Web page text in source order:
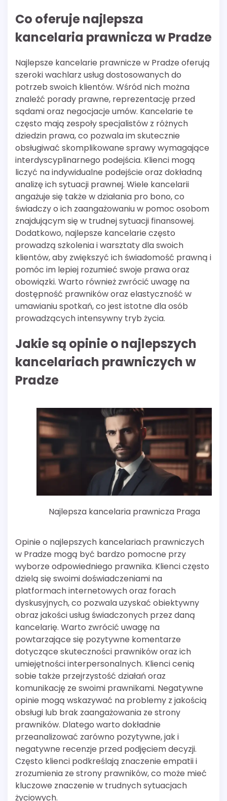
Co oferuje najlepsza
kancelaria prawnicza w Pradze
Najlepsze kancelarie prawnicze w Pradze oferują
szeroki wachlarz usług dostosowanych do
potrzeb swoich klientów. Wśród nich można
znaleźć porady prawne, reprezentację przed
sądami oraz negocjacje umów. Kancelarie te
często mają zespoły specjalistów z różnych
dziedzin prawa, co pozwala im skutecznie
obsługiwać skomplikowane sprawy wymagające
interdyscyplinarnego podejścia. Klienci mogą
liczyć na indywidualne podejście oraz dokładną
analizę ich sytuacji prawnej. Wiele kancelarii
angażuje się także w działania pro bono, co
świadczy o ich zaangażowaniu w pomoc osobom
znajdującym się w trudnej sytuacji finansowej.
Dodatkowo, najlepsze kancelarie często
prowadzą szkolenia i warsztaty dla swoich
klientów, aby zwiększyć ich świadomość prawną i
pomóc im lepiej rozumieć swoje prawa oraz
obowiązki. Warto również zwrócić uwagę na
dostępność prawników oraz elastyczność w
umawianiu spotkań, co jest istotne dla osób
prowadzących intensywny tryb życia.
Jakie są opinie o najlepszych
kancelariach prawniczych w
Pradze
Najlepsza kancelaria prawnicza Praga
Opinie o najlepszych kancelariach prawniczych
w Pradze mogą być bardzo pomocne przy
wyborze odpowiedniego prawnika. Klienci często
dzielą się swoimi doświadczeniami na
platformach internetowych oraz forach
dyskusyjnych, co pozwala uzyskać obiektywny
obraz jakości usług świadczonych przez daną
kancelarię. Warto zwrócić uwagę na
powtarzające się pozytywne komentarze
dotyczące skuteczności prawników oraz ich
umiejętności interpersonalnych. Klienci cenią
sobie także przejrzystość działań oraz
komunikację ze swoimi prawnikami. Negatywne
opinie mogą wskazywać na problemy z jakością
obsługi lub brak zaangażowania ze strony
prawników. Dlatego warto dokładnie
przeanalizować zarówno pozytywne, jak i
negatywne recenzje przed podjęciem decyzji.
Często klienci podkreślają znaczenie empatii i
zrozumienia ze strony prawników, co może mieć
kluczowe znaczenie w trudnych sytuacjach
życiowych.